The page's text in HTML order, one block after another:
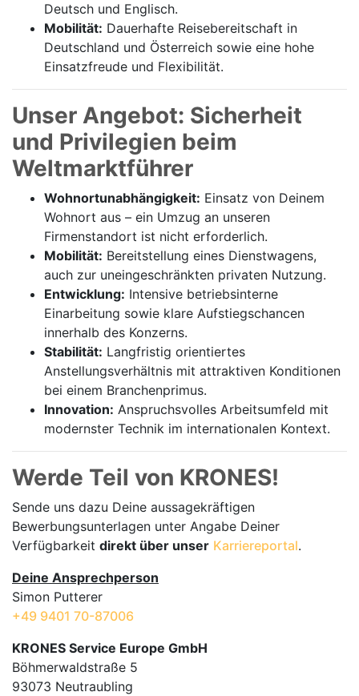
Deutsch und Englisch.
Mobilität: Dauerhafte Reisebereitschaft in
Deutschland und Österreich sowie eine hohe
Einsatzfreude und Flexibilität.
Unser Angebot: Sicherheit
und Privilegien beim
Weltmarktführer
Wohnortunabhängigkeit: Einsatz von Deinem
Wohnort aus – ein Umzug an unseren
Firmenstandort ist nicht erforderlich.
Mobilität: Bereitstellung eines Dienstwagens,
auch zur uneingeschränkten privaten Nutzung.
Entwicklung: Intensive betriebsinterne
Einarbeitung sowie klare Aufstiegschancen
innerhalb des Konzerns.
Stabilität: Langfristig orientiertes
Anstellungsverhältnis mit attraktiven Konditionen
bei einem Branchenprimus.
Innovation: Anspruchsvolles Arbeitsumfeld mit
modernster Technik im internationalen Kontext.
Werde Teil von KRONES!
Sende uns dazu Deine aussage­kräftigen
Bewerbungsunterlagen unter Angabe Deiner
Verfügbarkeit direkt über unser Karriereportal.
Deine Ansprechperson
Simon Putterer
+49 9401 70-87006
KRONES Service Europe GmbH
Böhmerwaldstraße 5
93073 Neutraubling